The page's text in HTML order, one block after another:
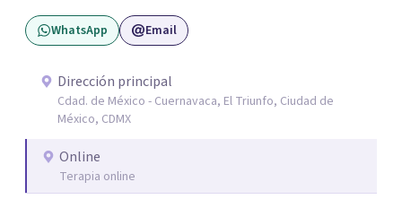
la historia de cada persona y el trabajo conjunto para
desarrollar herramientas que favorezcan el bienestar
que buscar ayuda psicológica es un acto de valentía y
autocuidado. Mi objetivo es acompañarte para que puedas
comprender mejor lo que estás viviendo, fortalecer tus
recursos personales y construir una vida más plena y
congruente con tus necesidades y valores.
WhatsApp Email
Dirección principal
Cdad. de México - Cuernavaca, El Triunfo, Ciudad de
México, CDMX
Online
Terapia online